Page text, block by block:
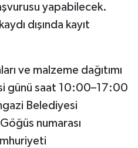
yapabilecek.
dışında kayıt
ve malzeme dağıtımı
günü saat 10:00–17:00
Belediyesi
numarası